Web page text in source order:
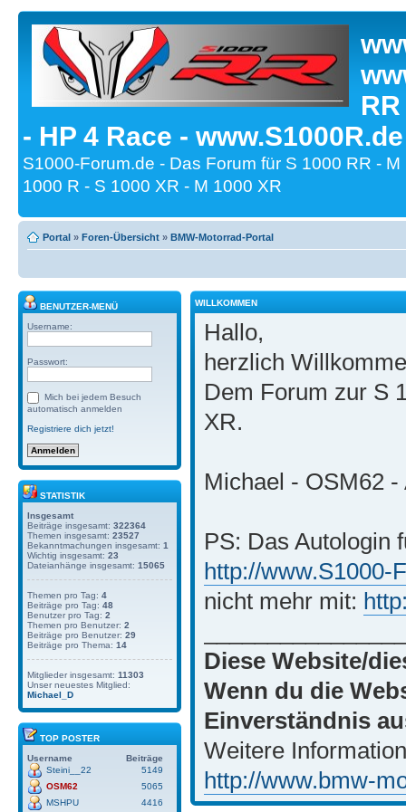
- HP 4 Race -
S1000-Forum.de - Das Forum für S 1000 RR -
1000 R - S 1000 XR - M 1000 XR
Portal » Foren-Übersicht » BMW-Motorrad-Portal
BENUTZER-MENÜ
Username:
Passwort:
Mich bei jedem Besuch
automatisch anmelden
Registriere dich jetzt!
STATISTIK
Insgesamt
Beiträge insgesamt: 322364
Themen insgesamt: 23527
Bekanntmachungen insgesamt: 1
Wichtig insgesamt: 23
Dateianhänge insgesamt: 15065
Themen pro Tag: 4
Beiträge pro Tag: 48
Benutzer pro Tag: 2
Themen pro Benutzer: 2
Beiträge pro Benutzer: 29
Beiträge pro Thema: 14
Mitglieder insgesamt: 11303
Unser neuestes Mitglied:
Michael_D
TOP POSTER
Username
Beiträge
Steini__22
5149
OSM62
5065
MSHPU
4416
WILLKOMMEN
Hallo,
herzlich
Dem Forum zur S
XR.
Michael - OSM62
PS: Das Autologin
http://www.S1000-
nicht mehr mit:
Diese Website/
Wenn du die
Einverständnis
Weitere
http://www.bmw-